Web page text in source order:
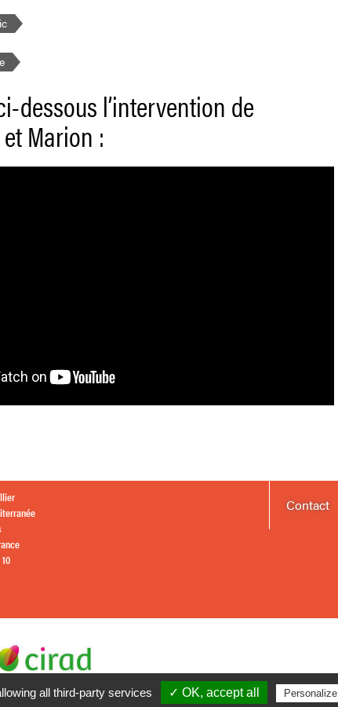
dessous l’intervention de
Marion :
Contact
all third-party services ✓ OK, accept all Personalize